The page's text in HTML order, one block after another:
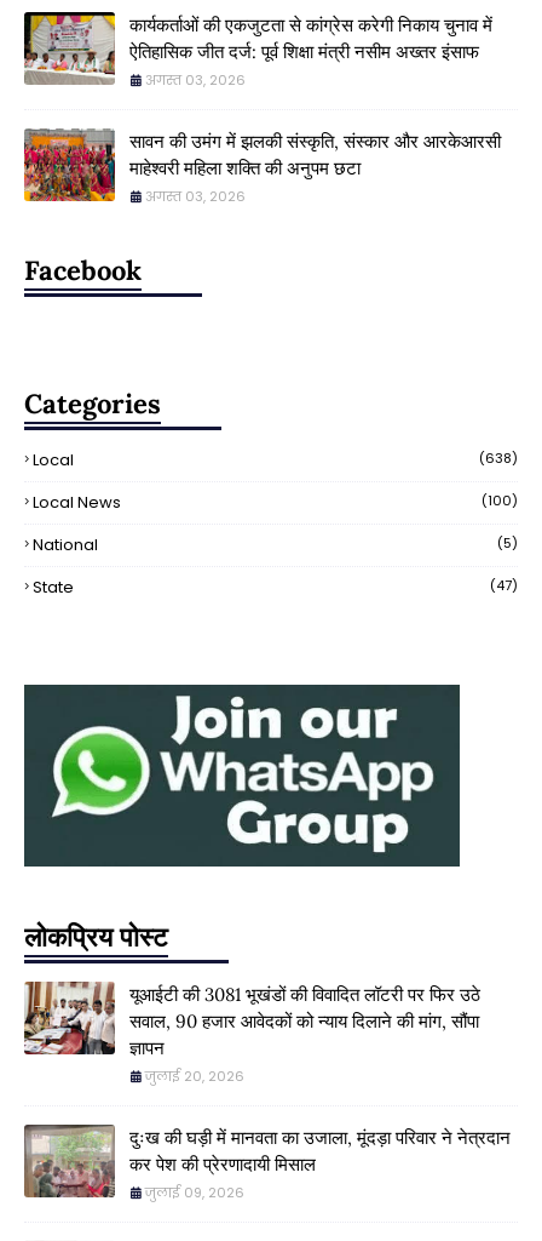
कार्यकर्ताओं की एकजुटता से कांग्रेस करेगी निकाय चुनाव में
ऐतिहासिक जीत दर्ज: पूर्व शिक्षा मंत्री नसीम अख्तर इंसाफ
अगस्त 03, 2026
सावन की उमंग में झलकी संस्कृति, संस्कार और आरकेआरसी
माहेश्वरी महिला शक्ति की अनुपम छटा
अगस्त 03, 2026
Facebook
Categories
Local (638)
Local News (100)
National (5)
State (47)
लोकप्रिय पोस्ट
यूआईटी की 3081 भूखंडों की विवादित लॉटरी पर फिर उठे
सवाल, 90 हजार आवेदकों को न्याय दिलाने की मांग, सौंपा
ज्ञापन
जुलाई 20, 2026
दुःख की घड़ी में मानवता का उजाला, मूंदड़ा परिवार ने नेत्रदान
कर पेश की प्रेरणादायी मिसाल
जुलाई 09, 2026